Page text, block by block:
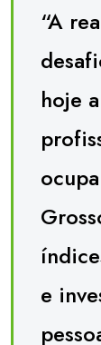
“A
hoje
e